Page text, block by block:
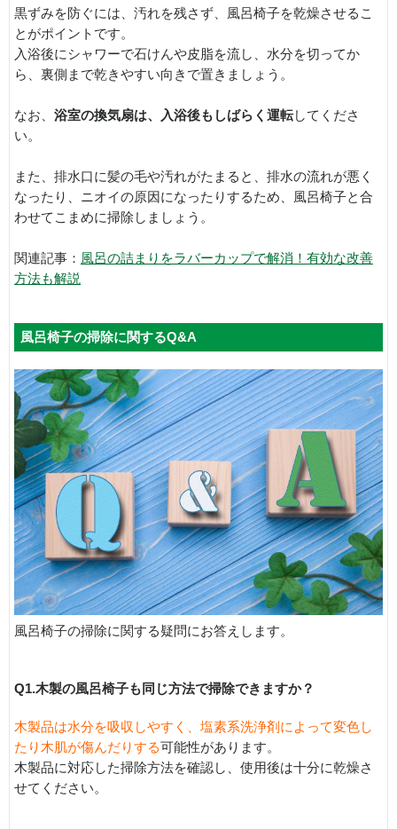
黒ずみを防ぐには、汚れを残さず、風呂椅子を乾燥させるこ
とがポイントです。
入浴後にシャワーで石けんや皮脂を流し、水分を切ってか
ら、裏側まで乾きやすい向きで置きましょう。
なお、 浴室の換気扇は、入浴後もしばらく運転してくださ
い。
また、排水口に髪の毛や汚れがたまると、排水の流れが悪く
なったり、ニオイの原因になったりするため、風呂椅子と合
わせてこまめに掃除しましょう。
関連記事： 風呂の詰まりをラバーカップで解消！有効な改善
方法も解説
風呂椅子の掃除に関するQ&A
風呂椅子の掃除に関する疑問にお答えします。
Q1.木製の風呂椅子も同じ方法で掃除できますか？
木製品は水分を吸収しやすく、塩素系洗浄剤によって変色し
たり木肌が傷んだりする可能性があります。
木製品に対応した掃除方法を確認し、使用後は十分に乾燥さ
せてください。